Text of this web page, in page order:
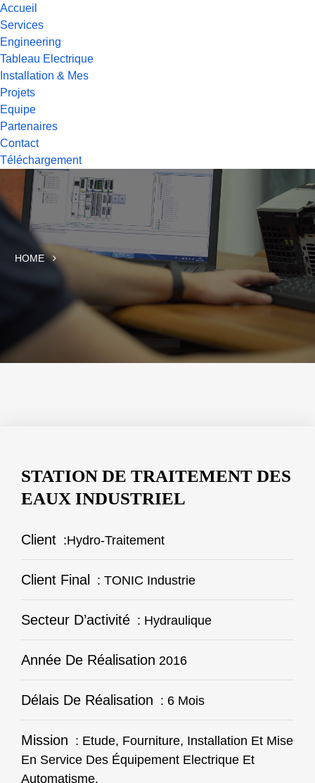
Accueil
Services
Engineering
Tableau Electrique
Installation & Mes
Projets
Equipe
Partenaires
Contact
Téléchargement
HOME
STATION DE TRAITEMENT DES EAUX INDUSTRIEL
STATION DE TRAITEMENT DES
EAUX INDUSTRIEL
Client :Hydro-Traitement
Client Final : TONIC Industrie
Secteur D’activité : Hydraulique
Année De Réalisation 2016
Délais De Réalisation : 6 Mois
Mission : Etude, Fourniture, Installation Et Mise
En Service Des Équipement Electrique Et
Automatisme.